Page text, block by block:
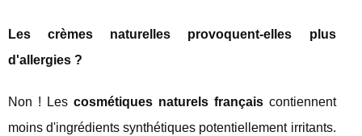
Les crèmes naturelles provoquent-elles plus
d'allergies ?
Non ! Les cosmétiques naturels françaiscontiennent
moins d'ingrédients synthétiques potentiellement irritants.